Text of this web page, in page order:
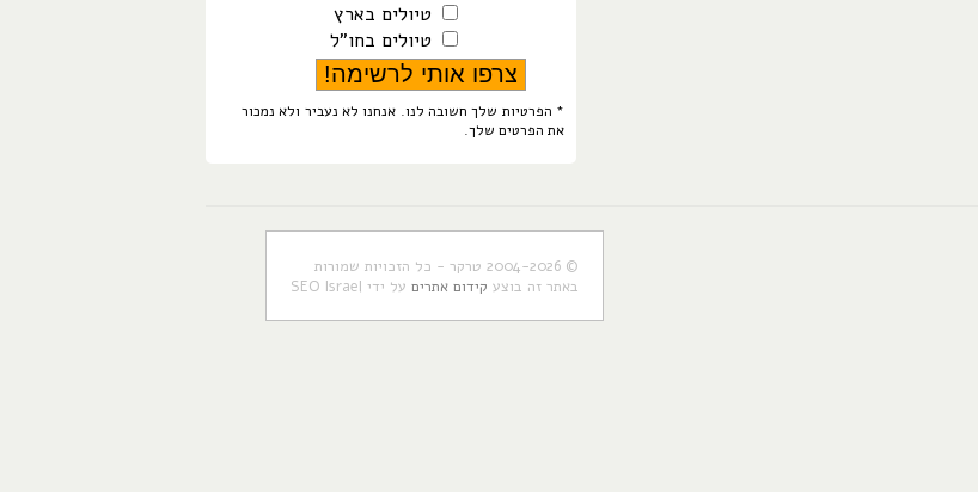
טיולים בארץ
טיולים בחו"ל
* הפרטיות שלך חשובה לנו. אנחנו לא נעביר ולא נמכור
את הפרטים שלך.
© 2004-2026 טרקר - כל הזכויות שמורות
באתר זה בוצע קידום אתרים על ידי SEO Israel